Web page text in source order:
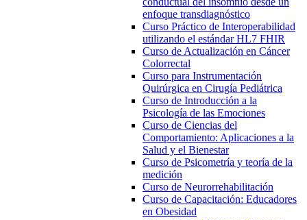
enfoque transdiagnóstico
Curso Práctico de Interoperabilidad
utilizando el estándar HL7 FHIR
Curso de Actualización en Cáncer
Colorrectal
Curso para Instrumentación
Quirúrgica en Cirugía Pediátrica
Curso de Introducción a la
Psicología de las Emociones
Curso de Ciencias del
Comportamiento: Aplicaciones a la
Salud y el Bienestar
Curso de Psicometría y teoría de la
medición
Curso de Neurorrehabilitación
Curso de Capacitación: Educadores
en Obesidad